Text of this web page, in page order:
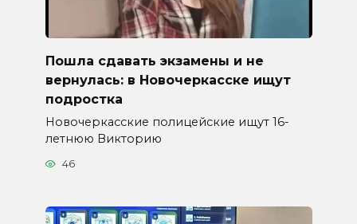
Пошла сдавать экзамены и не
вернулась: в Новочеркасске ищут
подростка
Новочеркасские полицейские ищут 16-
летнюю Викторию
46